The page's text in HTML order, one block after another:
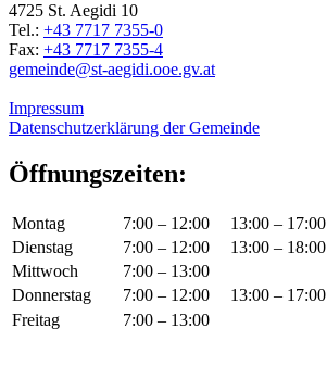
4725 St. Aegidi 10
Tel.: +43 7717 7355-0
Fax: +43 7717 7355-4
gemeinde@st-aegidi.ooe.gv.at
Impressum
Datenschutzerklärung der Gemeinde
Öffnungszeiten:
Montag 7:00 – 12:00
13:00 – 17:00
Dienstag
7:00 – 12:00
13:00 – 18:00
Mittwoch
7:00 – 13:00
Donnerstag
7:00 – 12:00
13:00 – 17:00
Freitag
7:00 – 13:00